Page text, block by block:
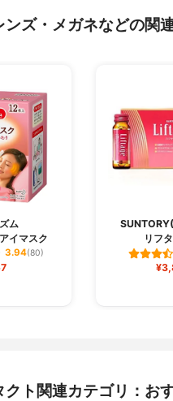
ンズ・メガネなどの関
ム
イマスク
3.94(80)
リフ
クト関連カテゴリ：お